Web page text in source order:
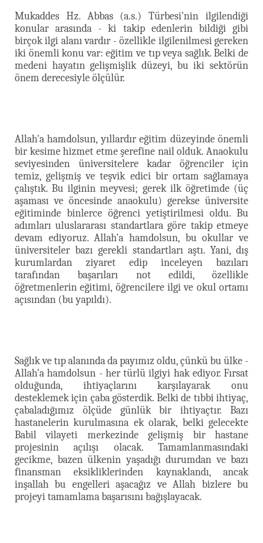
Mukaddes Hz. Abbas (a.s.) Türbesi'nin ilgilendiği
konular arasında - ki takip edenlerin bildiği gibi
birçok ilgi alanı vardır - özellikle ilgilenilmesi gereken
iki önemli konu var: eğitim ve tıp veya sağlık. Belki de
medeni hayatın gelişmişlik düzeyi, bu iki sektörün
önem derecesiyle ölçülür.
Allah'a hamdolsun, yıllardır eğitim düzeyinde önemli
bir kesime hizmet etme şerefine nail olduk. Anaokulu
seviyesinden üniversitelere kadar öğrenciler için
temiz, gelişmiş ve teşvik edici bir ortam sağlamaya
çalıştık. Bu ilginin meyvesi; gerek ilk öğretimde (üç
aşaması ve öncesinde anaokulu) gerekse üniversite
eğitiminde binlerce öğrenci yetiştirilmesi oldu. Bu
adımları uluslararası standartlara göre takip etmeye
devam ediyoruz. Allah'a hamdolsun, bu okullar ve
üniversiteler bazı gerekli standartları aştı. Yani, dış
kurumlardan ziyaret edip inceleyen bazıları
tarafından başarıları not edildi, özellikle
öğretmenlerin eğitimi, öğrencilere ilgi ve okul ortamı
açısından (bu yapıldı).
Sağlık ve tıp alanında da payımız oldu, çünkü bu ülke -
Allah'a hamdolsun - her türlü ilgiyi hak ediyor. Fırsat
olduğunda, ihtiyaçlarını karşılayarak onu
desteklemek için çaba gösterdik. Belki de tıbbi ihtiyaç,
çabaladığımız ölçüde günlük bir ihtiyaçtır. Bazı
hastanelerin kurulmasına ek olarak, belki gelecekte
Babil vilayeti merkezinde gelişmiş bir hastane
projesinin açılışı olacak. Tamamlanmasındaki
gecikme, bazen ülkenin yaşadığı durumdan ve bazı
finansman eksikliklerinden kaynaklandı, ancak
inşallah bu engelleri aşacağız ve Allah bizlere bu
projeyi tamamlama başarısını bağışlayacak.